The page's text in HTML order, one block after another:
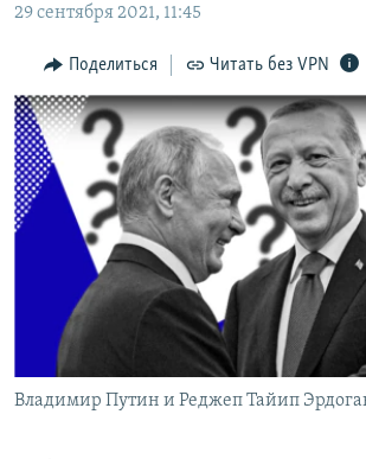
Вернутся
поиску
ИНТЕРАКТИВ
ИНФОГРАФИКА
ТЕЛЕПРОЕКТ КРЫМ.РЕАЛИИ
СОВЕТЫ ПРАВОЗАЩИТНИКОВ
ПРОПАВШИЕ БЕЗ ВЕСТИ
ПОБЕДИТЕЛЕЙ НЕ СУДЯТ?
КРЫМ.НЕПОКОРЕННЫЙ
ELIFBE
УКРАИНСКАЯ ПРОБЛЕМА КРЫМА
РАДІО СВОБОДА
КАК ОБОЙТИ БЛОКИРОВКУ
Українською
Qırımtatar
ПРИСОЕДИНЯЙТЕСЬ!
Все сайты RFE/RL
29 сентября 2021, 11:45
Поделиться Читать без VPN
Владимир Путин и Реджеп Тайип